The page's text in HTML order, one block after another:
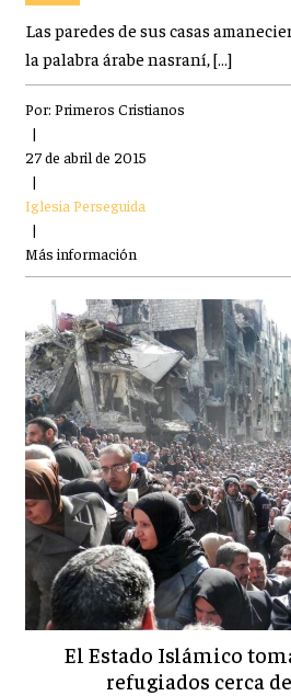
Las paredes de sus casas
la palabra árabe nasraní, […]
Por: Primeros Cristianos
|
27 de abril de 2015
|
Iglesia Perseguida
|
Más información
El Estado Islámico
refugiados cerca